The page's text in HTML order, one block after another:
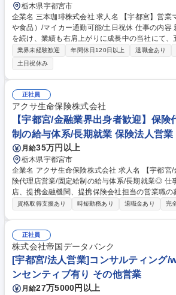
栃木県宇都宮市
企業名 三本珈琲株式会社 求人名 【宇都宮】営業マネージャー候補（珈琲
や食品）/マイカー通勤可能/土日祝休 仕事の内容 新店舗展開など常に進化
を続け、業績も右肩上がりに成長中の当社にて
ル・レストラン・カフェ等に自社製品の珈琲やパ
食品商社として多彩な商品を提案いただきます。 【業務内容】珈琲の選定
から価格設定、配達までを一貫して担当し、提案
スタイルが特徴。入社後は支店長を目指し、営
管理、メンバーマネジメントにも挑戦可能。週1
店やメニュー開発のニーズをキャッチし、オリジ
れる点も特徴。【魅力】早期にマネージャー・支
く、中途入社でもキャリア形成しやすいです。 募集職種 【宇都宮】営業
マネージャー候補（珈琲や食品）/マイカー通勤可
業界未経験歓迎 年間休日120日以上 退職金あり
土日祝休み
正社員
アクサ生命保険株式会社
【宇都宮/金融業界出身者歓迎】保険
制の給与体系/長期就業 保険法人営業
月給35万円以上
栃木県宇都宮市
企業名 アクサ生命保険株式会社 求人名 【宇都宮/金融業界出身者歓迎】保
険代理店営業/固定給制の給与体系/長期就業◎ 仕事の内容 生命保険代理
店、提携金融機関、提携保険会社担当の営業職
り代理店に対する販売促進をお任せします。給与
する代理店主に対するサポート）■募集人に対す
ローの実施（保険商品・販売手法・業界情報・コ
周辺知識等）■新規代理店、新規提携金融機関の
保険会社担当営業職：提携金融機関、提携保険会
渉および代理店管理業務全般 募集職種 【宇都宮/金融業界出身者歓迎】保
険代理店営業/固定給制の給与体系/長期就業◎
資格取得支援あり 時短勤務あり 退職金あり 完
正社員
株式会社帝国データバンク
[宇都宮/法人営業]コンサルティング/
ンセンティブ有り その他営業
月給27万5000円以上